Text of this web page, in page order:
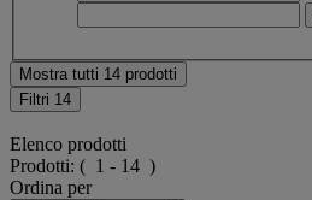
Mostra tutti 14 prodotti
Filtri 14
Elenco prodotti
Prodotti: ( 1 - 14 )
Ordina per